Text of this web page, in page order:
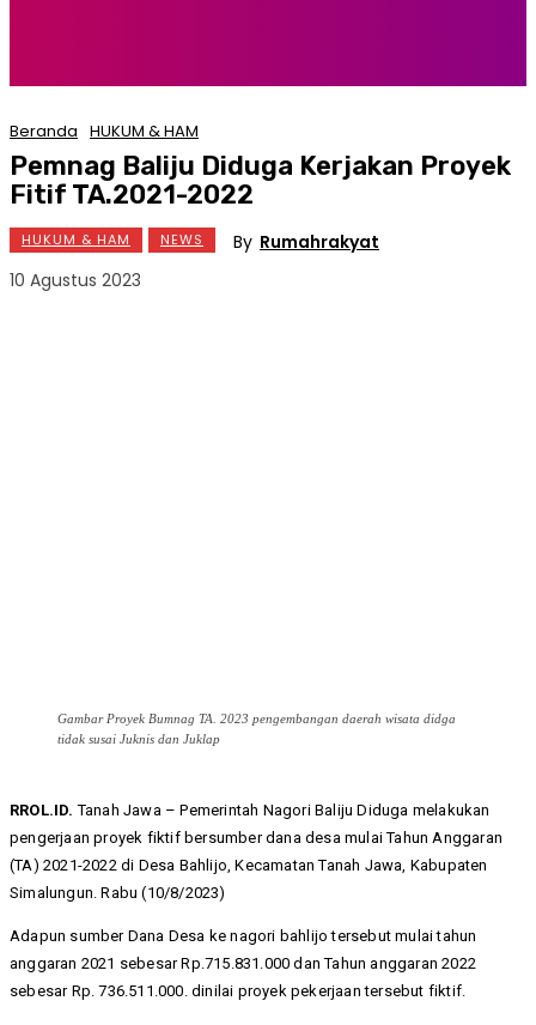
Beranda HUKUM & HAM
Pemnag Baliju Diduga Kerjakan Proyek
Fitif TA.2021-2022
HUKUM & HAM NEWS By Rumahrakyat
10 Agustus 2023
Gambar Proyek Bumnag TA. 2023 pengembangan daerah wisata didga
tidak susai Juknis dan Juklap
RROL.ID.Tanah Jawa – Pemerintah Nagori Baliju Diduga melakukan
pengerjaan proyek fiktif bersumber dana desa mulai Tahun Anggaran
(TA) 2021-2022 di Desa Bahlijo, Kecamatan Tanah Jawa, Kabupaten
Simalungun. Rabu (10/8/2023)
Adapun sumber Dana Desa ke nagori bahlijo tersebut mulai tahun
anggaran 2021 sebesar Rp.715.831.000 dan Tahun anggaran 2022
sebesar Rp. 736.511.000. dinilai proyek pekerjaan tersebut fiktif.